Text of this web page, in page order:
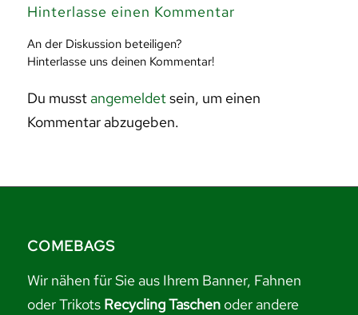
Hinterlasse einen Kommentar
An der Diskussion beteiligen?
Hinterlasse uns deinen Kommentar!
Du musst angemeldetsein, um einen
Kommentar abzugeben.
COMEBAGS
Wir nähen für Sie aus Ihrem Banner, Fahnen
oder Trikots Recycling Taschenoder andere